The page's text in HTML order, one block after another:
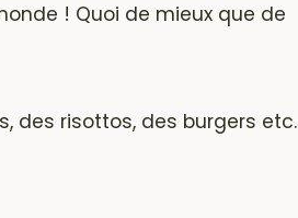
! Quoi de mieux que de
des risottos, des burgers etc.